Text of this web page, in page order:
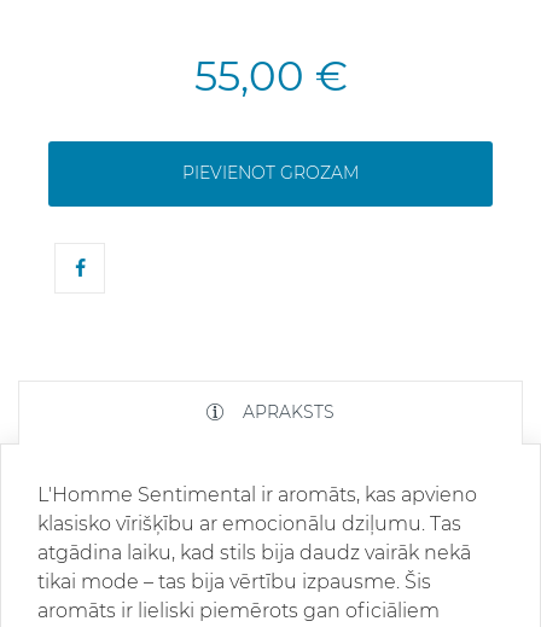
55,00 €
PIEVIENOT GROZAM
APRAKSTS
L'Homme Sentimental ir aromāts, kas apvieno
klasisko vīrišķību ar emocionālu dziļumu. Tas
atgādina laiku, kad stils bija daudz vairāk nekā
tikai mode – tas bija vērtību izpausme. Šis
aromāts ir lieliski piemērots gan oficiāliem